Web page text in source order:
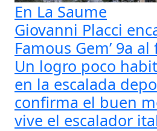
En La Saume
Giovanni Placci
Famous Gem’ 9a al
Un logro poco
en la escalada
confirma el buen
vive el escalador